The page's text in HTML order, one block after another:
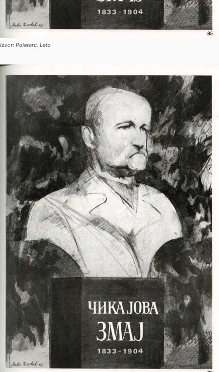
Izvor: Poletarc, Leto